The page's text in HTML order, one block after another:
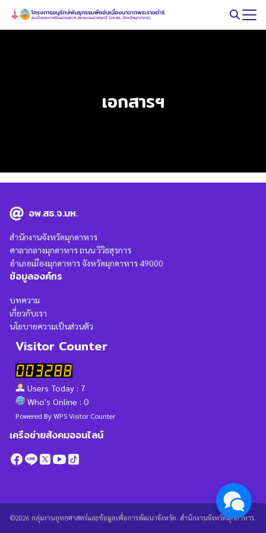
Skip
Search
เอกสารฯ
อพ.สธ.จ.มห.
สำนักงานจังหวัดมุกดาหาร
ศาลากลางมุกดาหาร ถนน วิวิธสุรการ
อำเภอเมืองมุกดาหาร จังหวัดมุกดาหาร 49000
ข้อมูลองค์กร
บทความ
เกี่ยวกับเรา
นโยบายความเป็นส่วนตัว
Visitor Counter
Users Today : 7
Who's Online : 0
Powered ByWPS Visitor Counter
เครือข่ายสังคมออนไลน์
©2026 กลุ่มงานยุทธศาสตร์และข้อมูลเพื่อการพัฒนาจังหวัด. สำนักงานจังหวัดมุกดาหาร.